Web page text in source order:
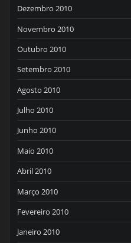
Dezembro 2010
Novembro 2010
Outubro 2010
Setembro 2010
Agosto 2010
Julho 2010
Junho 2010
Maio 2010
Abril 2010
Março 2010
Fevereiro 2010
Janeiro 2010